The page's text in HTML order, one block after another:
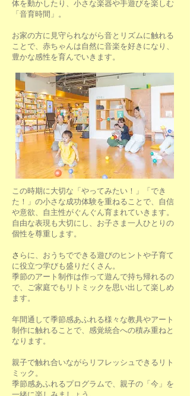
体を動かしたり、小さな楽器や手遊びを楽しむ
「音育時間」。
お家の方に見守られながら音とリズムに触れる
ことで、赤ちゃんは自然に音楽を好きになり、
豊かな感性を育んでいきます。
この時期に大切な「やってみたい！」「でき
た！」の小さな成功体験を重ねることで、自信
や意欲、自主性がぐんぐん育まれていきます。
自由な表現も大切にし、お子さま一人ひとりの
個性を尊重します。
さ らに、おうちでできる遊びのヒントや子育て
に役立つ学びも盛りだくさん。
季節のアート制作は作って遊んで持ち帰れるの
で、ご家庭でもリトミックを思い出して楽しめ
ます。
年間通して季節感あふれる様々な教具やアート
制作に触れることで、感覚統合への積み重ねと
なります。
親子で触れ合いながらリフレッシュできるリト
ミック。
季節感あふれるプログラムで、親子の「今」を